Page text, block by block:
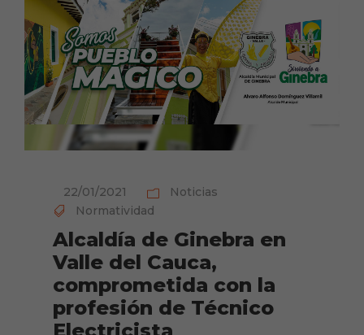
22/01/2021
Noticias
Normatividad
Alcaldía de Ginebra en
Valle del Cauca,
comprometida con la
profesión de Técnico